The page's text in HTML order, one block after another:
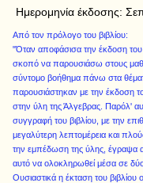
Ημερομηνία έκδοσης:
Από τον πρόλογο του βιβλίου:
"Όταν αποφάσισα την έκδοση του
σκοπό να παρουσιάσω στους
σύντομο βοήθημα πάνω στα
παρουσιάστηκαν με την έκδοση
στην ύλη της Άλγεβρας. Παρόλ'
συγγραφή του βιβλίου, με την
μεγαλύτερη λεπτομέρεια και
την εμπέδωση της ύλης, έγραψα
αυτό να ολοκληρωθεί μέσα σε
Ουσιαστικά η έκταση του βιβλίου